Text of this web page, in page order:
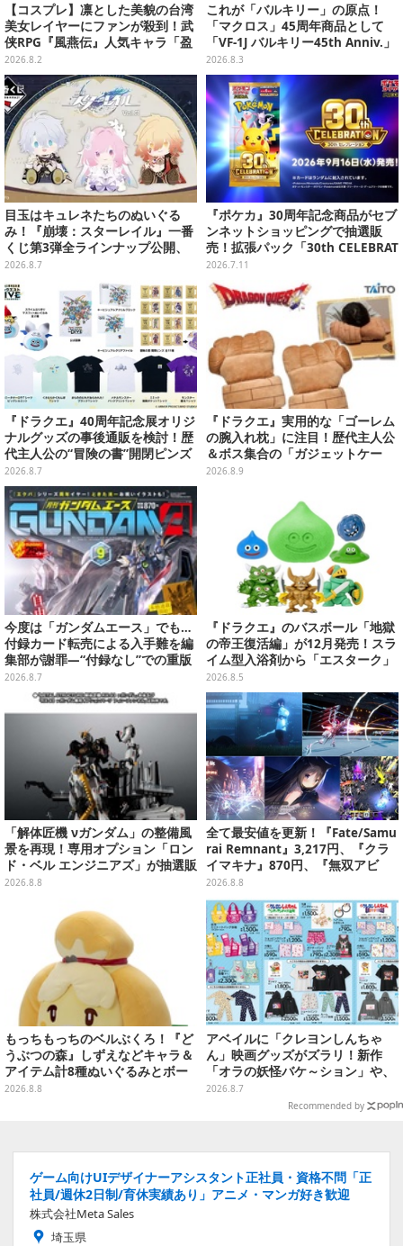
【コスプレ】凛とした美貌の台湾
美女レイヤーにファンが殺到！武
侠RPG『風燕伝』人気キャラ「盈
盈」を完璧に再現して会場を沸か
せる【写真19枚】
2026.8.2
これが「バルキリー」の原点！
「マクロス」45周年商品として
「VF-1J バルキリー45th Anniv.」
が予約開始
2026.8.3
目玉はキュレネたちのぬいぐる
み！『崩壊：スターレイル』一番
くじ第3弾全ラインナップ公開、
美麗ビジュアルのアクリルボード
など用意
2026.8.7
『ポケカ』30周年記念商品がセブ
ンネットショッピングで抽選販
売！拡張パック「30th CELEBRAT
ION」と「エーフィ・ブラッキー
セット」が対象
2026.7.11
『ドラクエ』40周年記念展オリジ
ナルグッズの事後通販を検討！歴
代主人公の“冒険の書”開閉ピンズ
をはじめ、ユニークなＴシャツや
雑貨など
2026.8.7
『ドラクエ』実用的な「ゴーレム
の腕入れ枕」に注目！歴代主人公
＆ボス集合の「ガジェットケー
ス」ほか9プライズが続々展開
2026.8.9
今度は「ガンダムエース」でも…
付録カード転売による入手難を編
集部が謝罪―“付録なし”での重版
対応を進行中
2026.8.7
『ドラクエ』のバスボール「地獄
の帝王復活編」が12月発売！スラ
イム型入浴剤から「エスターク」
「デスピサロ」ら6体が飛び出す
2026.8.5
「解体匠機 νガンダム」の整備風
景を再現！専用オプション「ロン
ド・ベル エンジニアズ」が抽選販
売
2026.8.8
全て最安値を更新！『Fate/Samu
rai Remnant』3,217円、『クラ
イマキナ』870円、『無双アビ
ス』1,188円、『星空鉄道とシロ
の旅』3,190円【eショップ・PS S
toreのお薦めセール】
2026.8.8
もっちもっちのベルぶくろ！『ど
うぶつの森』しずえなどキャラ＆
アイテム計8種ぬいぐるみとボー
ルチェーン付きマスコットが発売
2026.8.8
アベイルに「クレヨンしんちゃ
ん」映画グッズがズラリ！新作
「オラの妖怪バケ～ション」や、
「ヘンダーランド」「暗黒タマタ
マ」などをフィーチャー
2026.8.7
Recommended by
ゲーム向けUIデザイナーアシスタント正社員・資格不問「正
社員/週休2日制/育休実績あり」アニメ・マンガ好き歓迎
株式会社Meta Sales
埼玉県